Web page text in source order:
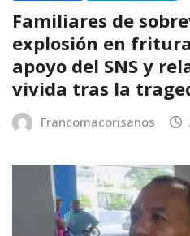
Familiares de
explosión en
apoyo del SNS y
vivida tras la
Francomacorisanos